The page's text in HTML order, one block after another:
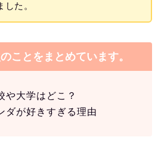
した。
ことをまとめています。
や大学はどこ？
ダが好きすぎる理由